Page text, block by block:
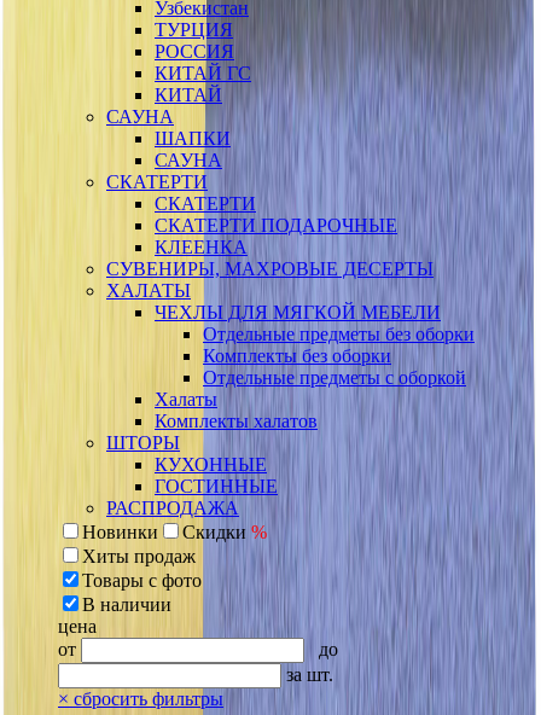
Узбекистан
ТУРЦИЯ
РОССИЯ
КИТАЙ ГС
КИТАЙ
САУНА
ШАПКИ
САУНА
СКАТЕРТИ
СКАТЕРТИ
СКАТЕРТИ ПОДАРОЧНЫЕ
КЛЕЕНКА
СУВЕНИРЫ, МАХРОВЫЕ ДЕСЕРТЫ
ХАЛАТЫ
ЧЕХЛЫ ДЛЯ МЯГКОЙ МЕБЕЛИ
Отдельные предметы без оборки
Комплекты без оборки
Отдельные предметы с оборкой
Халаты
Комплекты халатов
ШТОРЫ
КУХОННЫЕ
ГОСТИННЫЕ
РАСПРОДАЖА
Новинки
Скидки %
Хиты продаж
Товары с фото
В наличии
цена
от
до
за шт.
× сбросить фильтры